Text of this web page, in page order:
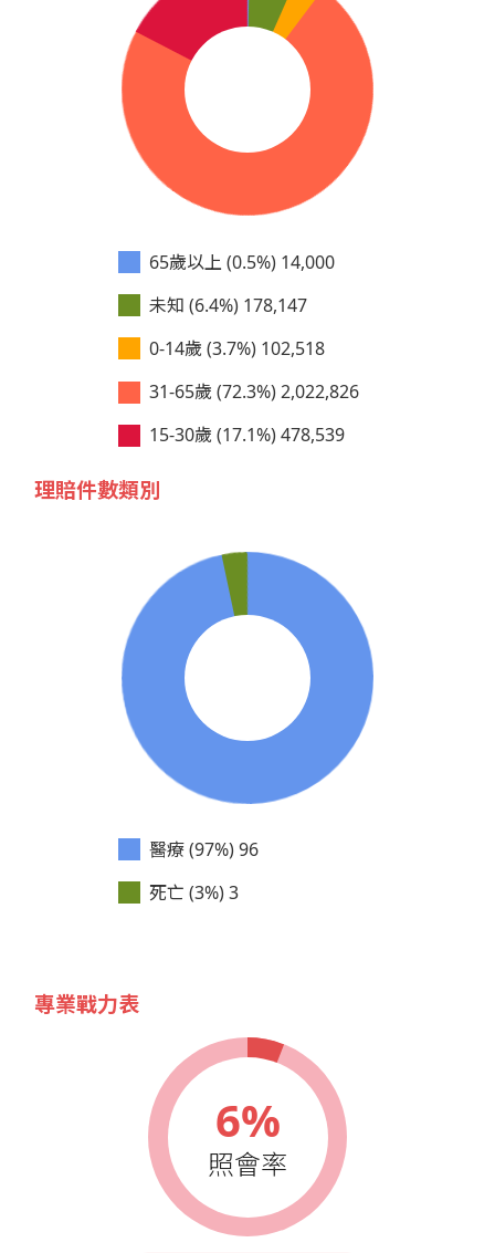
65歲以上 (0.5%) 14,000
未知 (6.4%) 178,147
0-14歲 (3.7%) 102,518
31-65歲 (72.3%) 2,022,826
15-30歲 (17.1%) 478,539
理賠件數類別
醫療 (97%) 96
死亡 (3%) 3
專業戰力表
6%
照會率